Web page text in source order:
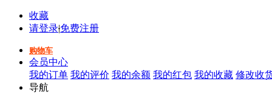
收藏
请登录|免费注册
购物车
会员中心
我的订单 我的评价 我的余额 我的红包 我的收藏 修改收
导航